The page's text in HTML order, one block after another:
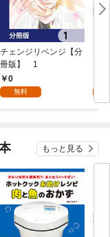
チェンジリベンジ【分
冊版】 1
0
無料
チ
もっと見る